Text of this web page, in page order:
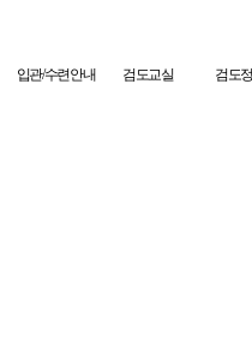
입관/수련안내 검도교실 검도